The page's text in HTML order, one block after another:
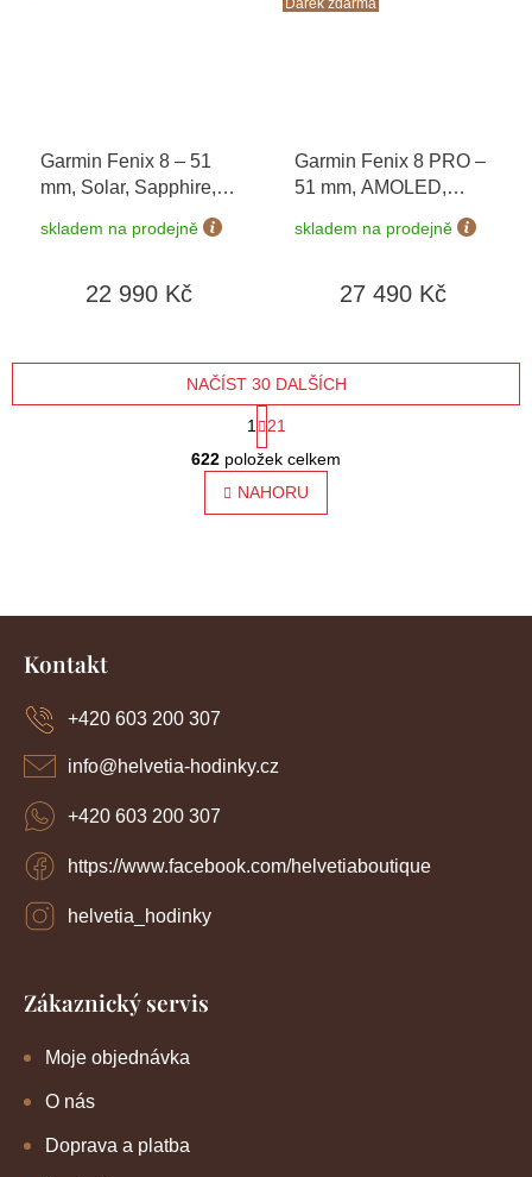
Garmin Fenix 8 – 51
mm, Solar, Sapphire,
titanium s Black/Grey
skladem na prodejně
22 990 Kč
Dárek zdarma
Garmin Fenix 8 PRO –
51 mm, AMOLED,
grey/Chestnut 010-
řemínek + Topo Czech
hodnotě 1 290 Kč
skladem na prodejně
27 490 Kč
O
v
l
á
ý
NAČÍST 30 DALŠÍCH
S
t
r
k
n
1
21
622 položek celkem
NAHORU
Z
Kontakt
info@helvetia-hodinky.cz
+420 603 200 307
https://www.facebook.com/helvetiaboutique
helvetia_hodinky
+420 603 200 307
Zákaznický servis
Moje objednávka
O nás
Doprava a platba